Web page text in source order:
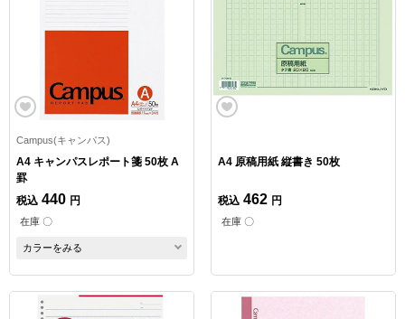
Campus(キャンパス)
A4 キャンパスレポート箋 50枚 A
罫
税込 440 円
在庫 〇
カラーをみる
A4 原稿用紙 縦書き 50枚
税込 462 円
在庫 〇